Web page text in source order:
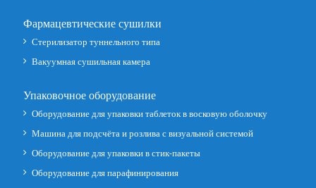
Фармацевтические сушилки
Стерилизатор туннельного типа
Вакуумная сушильная камера
Упаковочное оборудование
Оборудование для упаковки таблеток в восковую оболочку
Машина для подсчёта и розлива с визуальной системой
Оборудование для упаковки в стик-пакеты
Оборудование для парафинирования